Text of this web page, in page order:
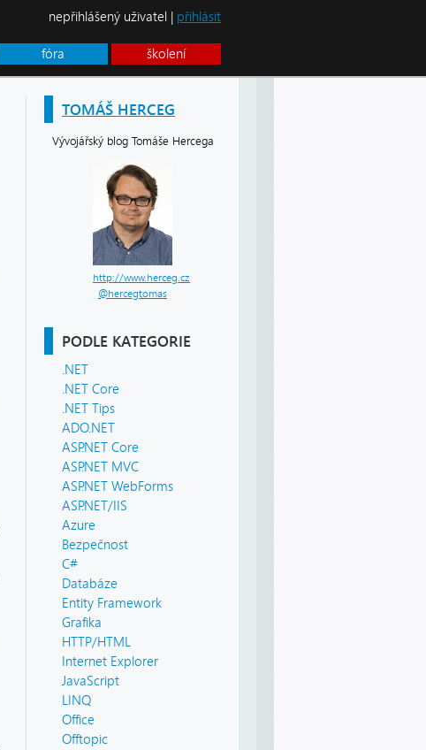
fóra školení
nepřihlášený uživatel | přihlásit
TOMÁŠ HERCEG
Vývojářský blog Tomáše Hercega
http://www.herceg.cz
@hercegtomas
PODLE KATEGORIE
.NET
.NET Core
.NET Tips
ADO.NET
ASP.NET Core
ASP.NET MVC
ASP.NET WebForms
ASP.NET/IIS
Azure
Bezpečnost
C#
Databáze
Entity Framework
Grafika
HTTP/HTML
Internet Explorer
JavaScript
LINQ
Office
Offtopic